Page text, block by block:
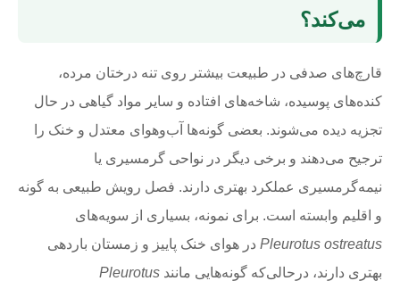
می‌کند؟
قارچ‌های صدفی در طبیعت بیشتر روی تنه درختان مرده،
کنده‌های پوسیده، شاخه‌های افتاده و سایر مواد گیاهی در حال
تجزیه دیده می‌شوند. بعضی گونه‌ها آب‌وهوای معتدل و خنک را
ترجیح می‌دهند و برخی دیگر در نواحی گرمسیری یا
نیمه‌گرمسیری عملکرد بهتری دارند. فصل رویش طبیعی به گونه
و اقلیم وابسته است. برای نمونه، بسیاری از سویه‌های
Pleurotus ostreatus در هوای خنک پاییز و زمستان باردهی
بهتری دارند، درحالی‌که گونه‌هایی مانند Pleurotus